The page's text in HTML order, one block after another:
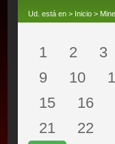
Ud. está en > Inicio >
1 2 3
9
10
15
16
21
22